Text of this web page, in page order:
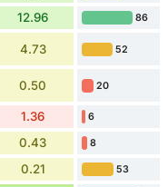
12.96 86
4.73 52
0.50 20
1.36 6
0.43 8
0.21 53